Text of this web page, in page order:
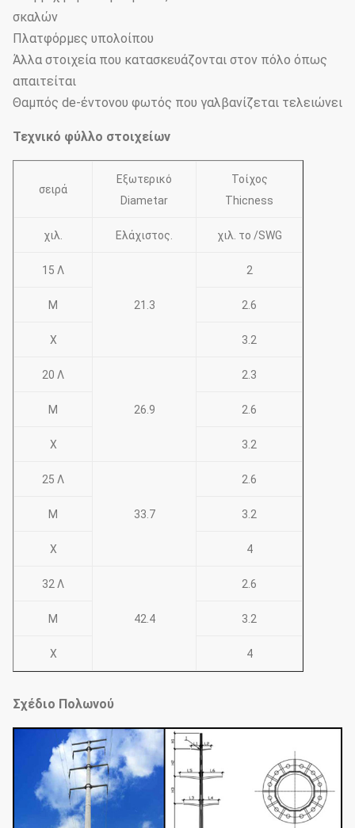
σκαλών
Πλατφόρμες υπολοίπου
Άλλα στοιχεία που κατασκευάζονται στον πόλο όπως
απαιτείται
Θαμπός de-έντονου φωτός που γαλβανίζεται τελειώνει
Τεχνικό φύλλο στοιχείων
σειρά
Εξωτερικό
Diametar
Τοίχος
Thicness
χιλ. Ελάχιστος. χιλ. το /SWG
15 Λ
21.3
2
Μ 2.6
Χ 3.2
20 Λ
26.9
2.3
Μ 2.6
Χ 3.2
25 Λ
33.7
2.6
Μ 3.2
Χ 4
32 Λ
42.4
2.6
Μ 3.2
Χ 4
Σχέδιο Πολωνού